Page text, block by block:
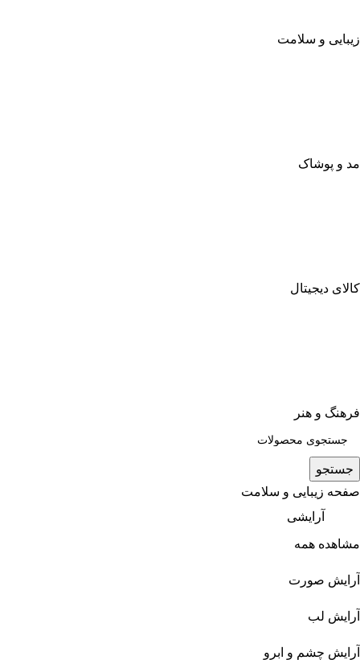
زیبایی و سلامت
مد و پوشاک
کالای دیجیتال
فرهنگ و هنر
جستجو
صفحه زیبایی و سلامت
آرایشی
مشاهده همه
آرایش صورت
آرایش لب
آرایش چشم و ابرو